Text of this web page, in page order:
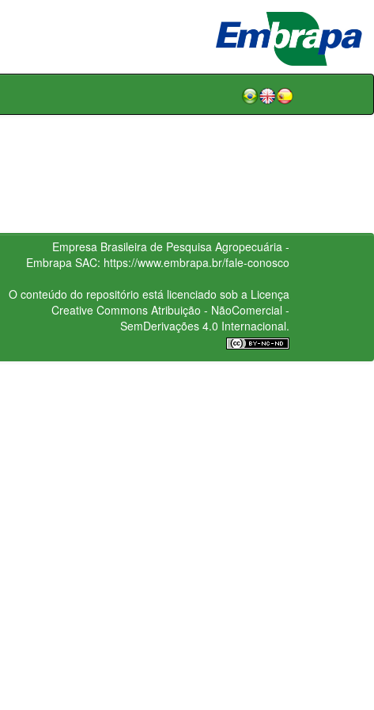
Empresa Brasileira de Pesquisa Agropecuária -
Embrapa SAC: https://www.embrapa.br/fale-conosco
O conteúdo do repositório está licenciado sob a Licença
Creative CommonsAtribuição - NãoComercial -
SemDerivações 4.0 Internacional.